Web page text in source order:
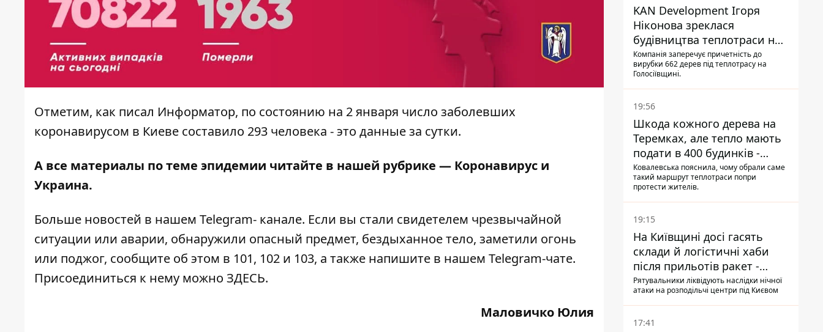
Отметим, как писал Информатор, по состоянию на 2 января число заболевших
коронавирусом в Киеве составило 293 человека - это данные за сутки.
А все материалы по теме эпидемии читайте в нашей рубрике — Коронавирус и
Украина.
Больше новостей в нашем Telegram- канале. Если вы стали свидетелем чрезвычайной
ситуации или аварии, обнаружили опасный предмет, бездыханное тело, заметили огонь
или поджог, сообщите об этом в 101, 102 и 103, а также напишите в нашем Telegram-чате.
Присоединиться к нему можно ЗДЕСЬ.
Маловичко Юлия
KAN Development Ігоря
Ніконова зреклася
будівництва теплотраси на
Теремках
Компанія заперечує причетність до
вирубки 662 дерев під теплотрасу на
Голосіївщині.
19:56
Шкода кожного дерева на
Теремках, але тепло мають
подати в 400 будинків -
депутатка Київради
Ковалевська пояснила, чому обрали саме
такий маршрут теплотраси попри
протести жителів.
19:15
На Київщині досі гасять
склади й логістичні хаби
після прильотів ракет -
ДСНС
Рятувальники ліквідують наслідки нічної
атаки на розподільчі центри під Києвом
17:41